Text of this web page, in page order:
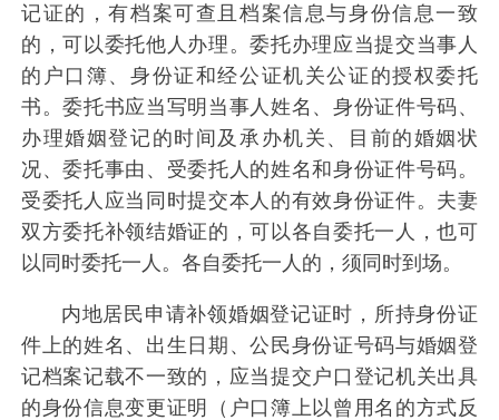
记证的，有档案可查且档案信息与身份信息一致
的，可以委托他人办理。委托办理应当提交当事人
的户口簿、身份证和经公证机关公证的授权委托
书。委托书应当写明当事人姓名、身份证件号码、
办理婚姻登记的时间及承办机关、目前的婚姻状
况、委托事由、受委托人的姓名和身份证件号码。
受委托人应当同时提交本人的有效身份证件。夫妻
双方委托补领结婚证的，可以各自委托一人，也可
以同时委托一人。各自委托一人的，须同时到场。
内地居民申请补领婚姻登记证时，所持身份证
件上的姓名、出生日期、公民身份证号码与婚姻登
记档案记载不一致的，应当提交户口登记机关出具
的身份信息变更证明（户口簿上以曾用名的方式反